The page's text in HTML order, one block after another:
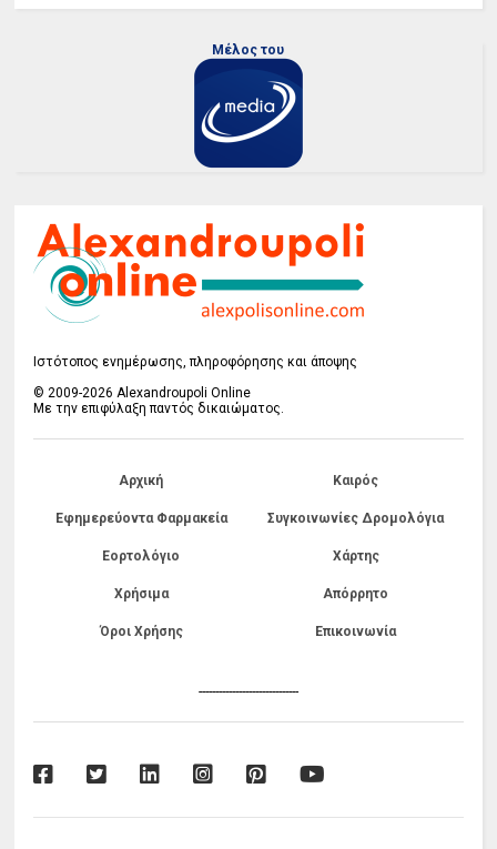
Μέλος του
Ιστότοπος ενημέρωσης, πληροφόρησης και άποψης
© 2009-2026 Alexandroupoli Online
Με την επιφύλαξη παντός δικαιώματος.
Αρχική Καιρός
Εφημερεύοντα Φαρμακεία Συγκοινωνίες Δρομολόγια
Εορτολόγιο Χάρτης
Χρήσιμα Απόρρητο
Όροι Χρήσης Επικοινωνία
------------------------------